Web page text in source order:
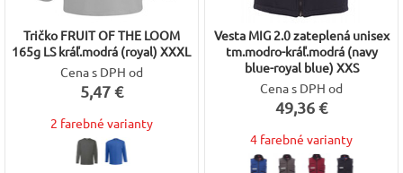
Tričko FRUIT OF THE LOOM
165g LS kráľ.modrá (royal) XXXL
Cena s DPH od
5,47 €
2 farebné varianty
Vesta MIG 2.0 zateplená unisex
tm.modro-kráľ.modrá (navy
blue-royal blue) XXS
Cena s DPH od
49,36 €
4 farebné varianty